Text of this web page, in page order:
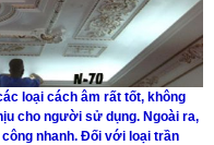
loại cách âm rất tốt, không
cho người sử dụng. Ngoài ra,
nhanh. Đối với loại trần